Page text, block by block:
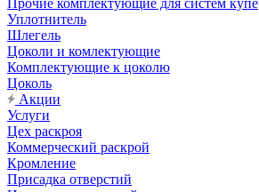
Прочие комплектующие для систем купе
Уплотнитель
Шлегель
Цоколи и комлектующие
Комплектующие к цоколю
Цоколь
Акции
Услуги
Цех раскроя
Коммерческий раскрой
Кромление
Присадка отверстий